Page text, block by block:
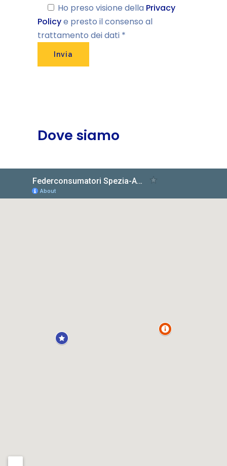
Ho preso visione della Privacy
Policye presto il consenso al
trattamento dei dati *
Dove siamo